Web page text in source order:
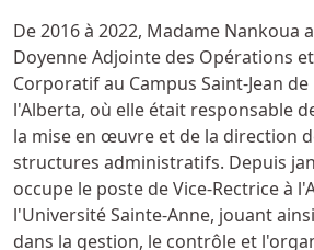
De 2016 à 2022, Madame Nankoua
Doyenne Adjointe des Opérations
Corporatif au Campus Saint-Jean
l'Alberta, où elle était responsable
la mise en œuvre et de la direction
structures administratifs. Depuis
occupe le poste de Vice-Rectrice à
l'Université Sainte-Anne, jouant
dans la gestion, le contrôle et